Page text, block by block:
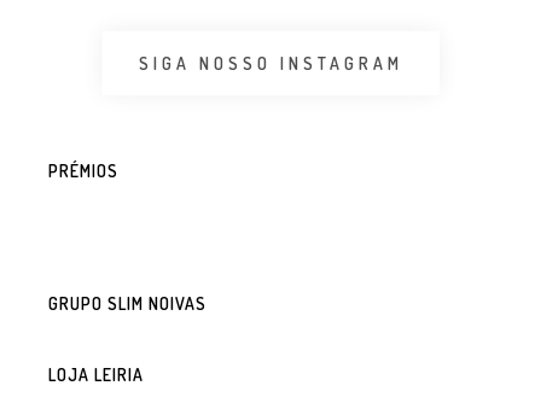
SIGA NOSSO INSTAGRAM
PRÉMIOS
GRUPO SLIM NOIVAS
LOJA LEIRIA